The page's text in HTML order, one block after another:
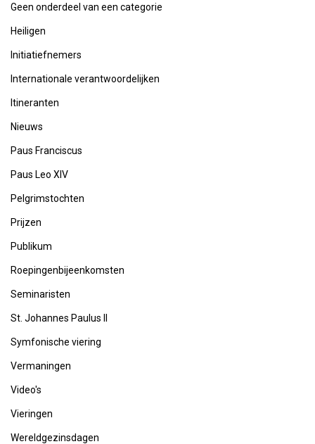
Geen onderdeel van een categorie
Heiligen
Initiatiefnemers
Internationale verantwoordelijken
Itineranten
Nieuws
Paus Franciscus
Paus Leo XIV
Pelgrimstochten
Prijzen
Publikum
Roepingenbijeenkomsten
Seminaristen
St. Johannes Paulus II
Symfonische viering
Vermaningen
Video's
Vieringen
Wereldgezinsdagen